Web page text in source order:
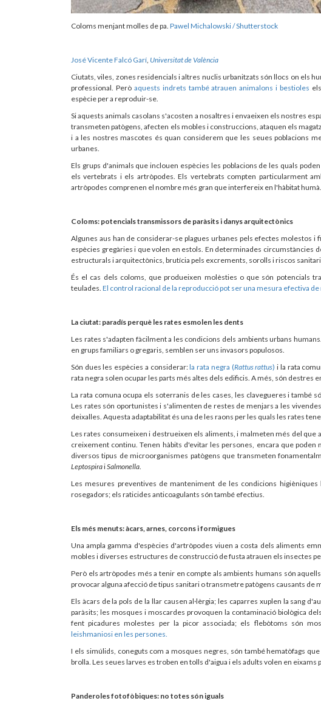
Coloms menjant molles de pa. Pawel Michalowski / Shutterstock
José Vicente Falcó Garí Universitat de València
Ciutats, viles, zones residencials i altres nuclis urbanitzats són llocs on els
professional. Però aquests indrets també atrauen animalons i bestioles
espècie per a reproduir-se.
Si aquests animals casolans s'acosten a nosaltres i envaeixen els nostres
transmeten patògens, afecten els mobles i construccions, ataquen els
i a les nostres mascotes és quan considerem que les seues poblacions
urbanes.
Els grups d'animals que inclouen espècies les poblacions de les quals
els vertebrats i els artròpodes. Els vertebrats compten particularment
artròpodes comprenen el nombre més gran que interfereix en l'hàbitat
Coloms: potencials transmissors de paràsits i danys arquitectònics
Algunes aus han de considerar-se plagues urbanes pels efectes molestos
espècies gregàries i que volen en estols. En determinades circumstàncies
estructurals i arquitectònics, brutícia pels excrements, sorolls i riscos
És el cas dels coloms, que produeixen molèsties o que són potencials
teulades. El control racional de la reproducció pot ser una mesura efectiva
La ciutat: paradís perquè les rates esmolen les dents
Les rates s'adapten fàcilment a les condicions dels ambients urbans
en grups familiars o gregaris, semblen ser uns invasors populosos.
Són dues les espècies a considerar:la rata negra (Rattus rattus) i la rata
rata negra solen ocupar les parts més altes dels edificis. A més, són destres
La rata comuna ocupa els soterranis de les cases, les clavegueres i també
Les rates són oportunistes i s'alimenten de restes de menjars a les
deixalles. Aquesta adaptabilitat és una de les raons per les quals les rates
Les rates consumeixen i destrueixen els aliments, i malmeten més del
creixement continu. Tenen hàbits d'evitar les persones, encara que
diversos tipus de microorganismes patògens que transmeten
LeptospiraiSalmonella
Les mesures preventives de manteniment de les condicions
rosegadors; els raticides anticoagulants són també efectius.
Els més menuts: àcars, arnes, corcons i formigues
Una ampla gamma d'espècies d'artròpodes viuen a costa dels aliments
mobles i diverses estructures de construcció de fusta atrauen els insectes
Però els artròpodes més a tenir en compte als ambients humans són
provocar alguna afecció de tipus sanitari o transmetre patògens causants de
Els àcars de la pols de la llar causen al·lèrgia; les caparres xuplen la sang
paràsits; les mosques i moscardes provoquen la contaminació biològica
fent picadures molestes per la picor associada; els flebòtoms són
leishmaniosi en les persones.
I els simúlids, coneguts com a mosques negres, són també hematòfags
brolla. Les seues larves es troben en tolls d'aigua i els adults volen en eixams
Panderoles fotofòbiques: no totes són iguals